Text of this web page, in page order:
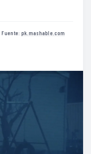
·Fuente: pk.mashable.com